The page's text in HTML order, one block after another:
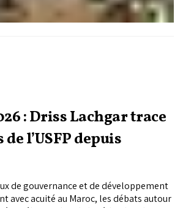
: Driss Lachgar trace
l’USFP depuis
de gouvernance et de développement
avec acuité au Maroc, les débats autour